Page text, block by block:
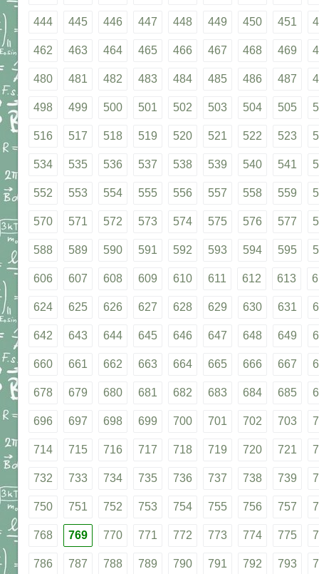
444 445 446 447 448 449 450 451
462 463 464 465 466 467 468 469
480 481 482 483 484 485 486 487
498 499 500 501 502 503 504 505
516 517 518 519 520 521 522 523
534 535 536 537 538 539 540 541
552 553 554 555 556 557 558 559
570 571 572 573 574 575 576 577
588 589 590 591 592 593 594 595
606 607 608 609 610 611 612 613
624 625 626 627 628 629 630 631
642 643 644 645 646 647 648 649
660 661 662 663 664 665 666 667
678 679 680 681 682 683 684 685
696 697 698 699 700 701 702 703
714 715 716 717 718 719 720 721
732 733 734 735 736 737 738 739
750 751 752 753 754 755 756 757
768 769 770 771 772 773 774 775
786 787 788 789 790 791 792 793